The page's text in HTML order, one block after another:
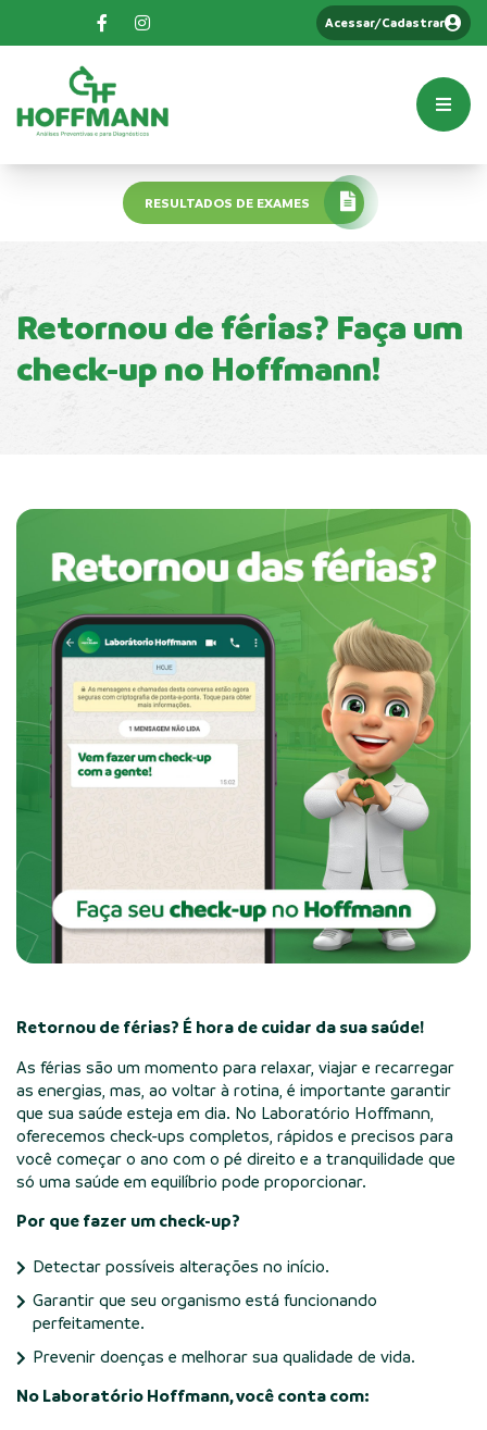
Acessar/Cadastrar
RESULTADOS DE EXAMES
Retornou de férias? Faça um
check-up no Hoffmann!
Retornou de férias? É hora de cuidar da sua saúde!
As férias são um momento para relaxar, viajar e recarregar
as energias, mas, ao voltar à rotina, é importante garantir
que sua saúde esteja em dia. No Laboratório Hoffmann,
oferecemos check-ups completos, rápidos e precisos para
você começar o ano com o pé direito e a tranquilidade que
só uma saúde em equilíbrio pode proporcionar.
Por que fazer um check-up?
Detectar possíveis alterações no início.
Garantir que seu organismo está funcionando
perfeitamente.
Prevenir doenças e melhorar sua qualidade de vida.
No Laboratório Hoffmann, você conta com: